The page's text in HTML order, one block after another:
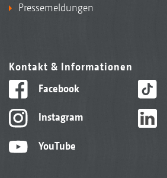
Pressemeldungen
Kontakt & Informationen
Facebook
Instagram
YouTube